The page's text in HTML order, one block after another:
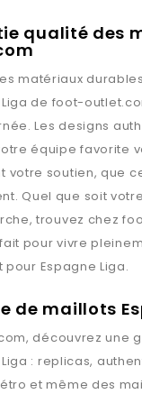
qualité des
matériaux
de foot-
Les designs
équipe favorite
votre soutien, que
Quel que soit
trouvez chez
pour vivre
pour Espagne Liga.
de maillots
, découvrez une
: replicas,
et même des